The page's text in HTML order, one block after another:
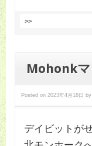
>>
Mohonk
Posted on 2023年4月18日 by
デイビットが